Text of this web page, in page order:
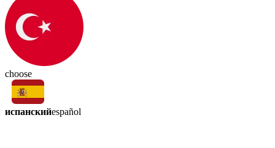
choose
испанскийespañol